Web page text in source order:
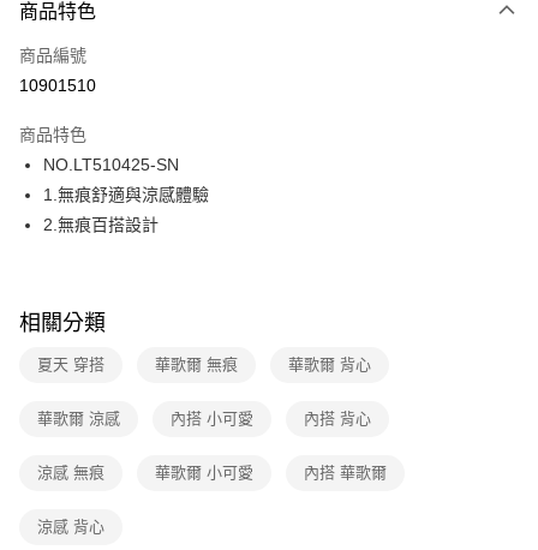
LINE Pay
街口支付
運送方式
全家取貨付款
每筆NT$80，滿NT$1,000(含以上)免運費
每筆NT$80，滿NT$1,000(含以上)免運費
7-11取貨付款
付款後7-11取貨
每筆NT$80，滿NT$1,000(含以上)免運費
每筆NT$80，滿NT$1,000(含以上)免運費
商品特色
商品編號
10901510
商品特色
NO.LT510425-SN
1.無痕舒適與涼感體驗
2.無痕百搭設計
相關分類
夏天 穿搭 華歌爾 無痕 華歌爾 背心
華歌爾 涼感 內搭 小可愛 內搭 背心
涼感 無痕 華歌爾 小可愛 內搭 華歌爾
涼感 背心